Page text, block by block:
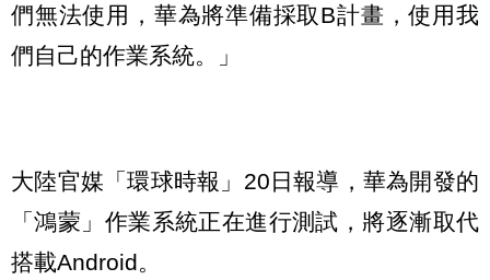
們無法使用，華為將準備採取B計畫，使用我
們自己的作業系統。」
大陸官媒「環球時報」20日報導，華為開發的
「鴻蒙」作業系統正在進行測試，將逐漸取代
搭載Android。